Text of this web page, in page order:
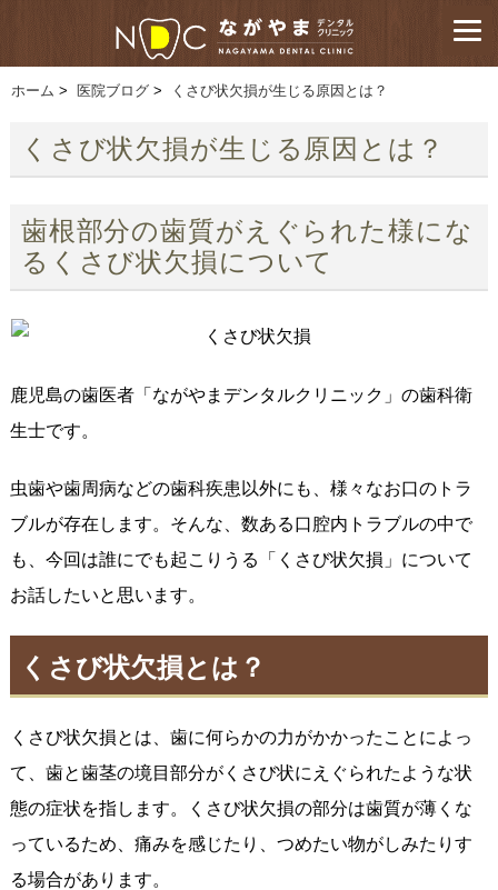
ホーム > 医院ブログ > くさび状欠損が生じる原因とは？
くさび状欠損が生じる原因とは？
歯根部分の歯質がえぐられた様にな
るくさび状欠損について
鹿児島の歯医者「ながやまデンタルクリニック」の歯科衛
生士です。
虫歯や歯周病などの歯科疾患以外にも、様々なお口のトラ
ブルが存在します。そんな、数ある口腔内トラブルの中で
も、今回は誰にでも起こりうる「くさび状欠損」について
お話したいと思います。
くさび状欠損とは？
くさび状欠損とは、歯に何らかの力がかかったことによっ
て、歯と歯茎の境目部分がくさび状にえぐられたような状
態の症状を指します。くさび状欠損の部分は歯質が薄くな
っているため、痛みを感じたり、つめたい物がしみたりす
る場合があります。